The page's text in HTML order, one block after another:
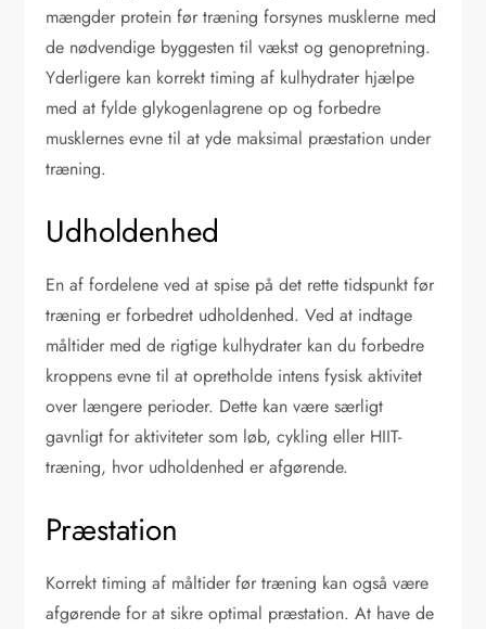
mængder protein før træning forsynes musklerne med
de nødvendige byggesten til vækst og genopretning.
Yderligere kan korrekt timing af kulhydrater hjælpe
med at fylde glykogenlagrene op og forbedre
musklernes evne til at yde maksimal præstation under
træning.
Udholdenhed
En af fordelene ved at spise på det rette tidspunkt før
træning er forbedret udholdenhed. Ved at indtage
måltider med de rigtige kulhydrater kan du forbedre
kroppens evne til at opretholde intens fysisk aktivitet
over længere perioder. Dette kan være særligt
gavnligt for aktiviteter som løb, cykling eller HIIT-
træning, hvor udholdenhed er afgørende.
Præstation
Korrekt timing af måltider før træning kan også være
afgørende for at sikre optimal præstation. At have de